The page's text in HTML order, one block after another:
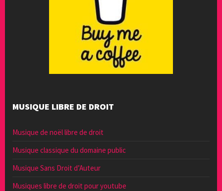
MUSIQUE LIBRE DE DROIT
Musique de noël libre de droit
Musique classique du domaine public
Musique Sans Droit d’Auteur
Musiques libre de droit pour youtube